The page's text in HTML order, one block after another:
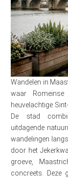
Wandelen in
waar
heuvelachtige
De stad
uitdagende
wandelingen
door het
groeve,
concreets. Deze